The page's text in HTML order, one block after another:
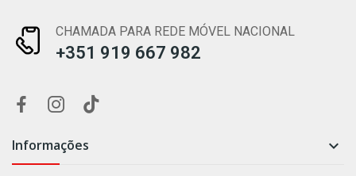
CHAMADA PARA REDE MÓVEL NACIONAL
+351 919 667 982
Informações 